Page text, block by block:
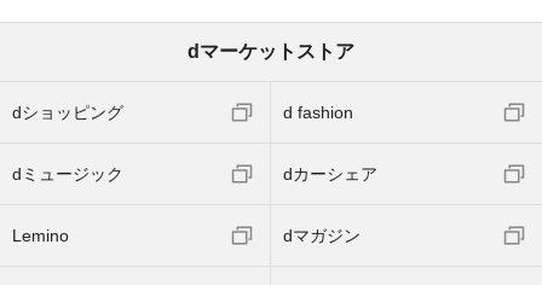
dマーケットストア
dショッピング d fashion
dミュージック dカーシェア
Lemino dマガジン